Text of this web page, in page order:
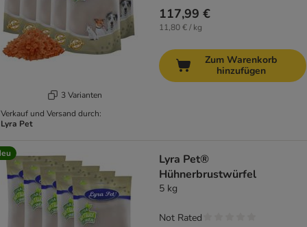
3 Varianten
Verkauf und Versand durch:
Lyra Pet
117,99 €
11,80 € / kg
Zum Warenkorb
hinzufügen
Lyra Pet®
Hühnerbrustwürfel
5 kg
Not Rated